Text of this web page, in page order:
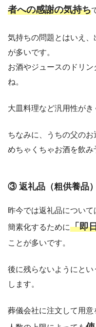
者への感謝の気持ち
気持ちの問題とはいえ
が多いです。
お酒やジュースのドリ
ね。
大皿料理など汎用性がき
ちなみに、うちの父の
めちゃくちゃお酒を飲み
③ 返礼品（粗供養品
昨今では返礼品について
簡素化するために「即
ことが多いです。
後に残らないようにと
します。
葬儀会社に注文して用意